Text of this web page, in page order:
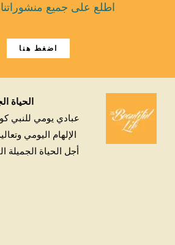
اطلع على جميع
اضغط هنا
الحياة
عبادي يومي للنبي
الإلهام اليومي
أجل الحياة الجميلة